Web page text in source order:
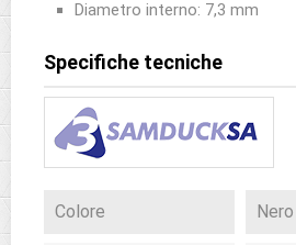
Diametro interno: 7,3 mm
Specifiche tecniche
Colore Nero